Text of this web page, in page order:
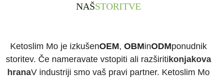
NAŠSTORITVE
Ketoslim Mo je izkušenOEM, OBMinODMponudnik
storitev. Če nameravate vstopiti ali razširitikonjakova
hranaV industriji smo vaš pravi partner. Ketoslim Mo